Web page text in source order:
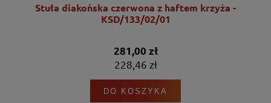
Stuła diakońska czerwona z haftem krzyża -
KSD/133/02/01
281,00 zł
228,46 zł
DO KOSZYKA